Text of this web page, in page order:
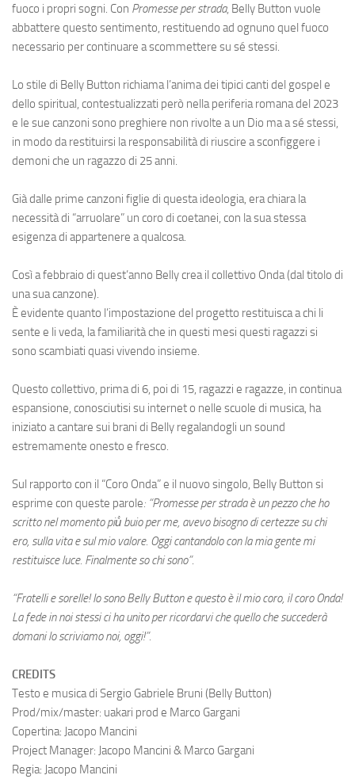
fuoco i propri sogni. Con Promesse per strada, Belly Button vuole
abbattere questo sentimento, restituendo ad ognuno quel fuoco
necessario per continuare a scommettere su sé stessi.
Lo stile di Belly Button richiama l’anima dei tipici canti del gospel e
dello spiritual, contestualizzati però nella periferia romana del 2023
e le sue canzoni sono preghiere non rivolte a un Dio ma a sé stessi,
in modo da restituirsi la responsabilità di riuscire a sconfiggere i
demoni che un ragazzo di 25 anni.
Già dalle prime canzoni figlie di questa ideologia, era chiara la
necessità di “arruolare” un coro di coetanei, con la sua stessa
esigenza di appartenere a qualcosa.
Così a febbraio di quest’anno Belly crea il collettivo Onda (dal titolo di
una sua canzone).
È evidente quanto l’impostazione del progetto restituisca a chi li
sente e li veda, la familiarità che in questi mesi questi ragazzi si
sono scambiati quasi vivendo insieme.
Questo collettivo, prima di 6, poi di 15, ragazzi e ragazze, in continua
espansione, conosciutisi su internet o nelle scuole di musica, ha
iniziato a cantare sui brani di Belly regalandogli un sound
estremamente onesto e fresco.
Sul rapporto con il “Coro Onda” e il nuovo singolo, Belly Button si
esprime con queste parole: “Promesse per strada è un pezzo che ho
scritto nel momento più̀ buio per me, avevo bisogno di certezze su chi
ero, sulla vita e sul mio valore. Oggi cantandolo con la mia gente mi
restituisce luce. Finalmente so chi sono”.
“Fratelli e sorelle! Io sono Belly Button e questo è il mio coro, il coro Onda!
La fede in noi stessi ci ha unito per ricordarvi che quello che succederà
domani lo scriviamo noi, oggi!”.
CREDITS
Testo e musica di Sergio Gabriele Bruni (Belly Button)
Prod/mix/master: uakari prod e Marco Gargani
Copertina: Jacopo Mancini
Project Manager: Jacopo Mancini & Marco Gargani
Regia: Jacopo Mancini